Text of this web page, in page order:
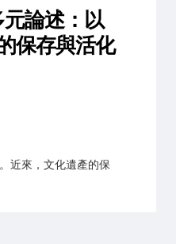
論述：以
保存與活化
近來，文化遺產的保